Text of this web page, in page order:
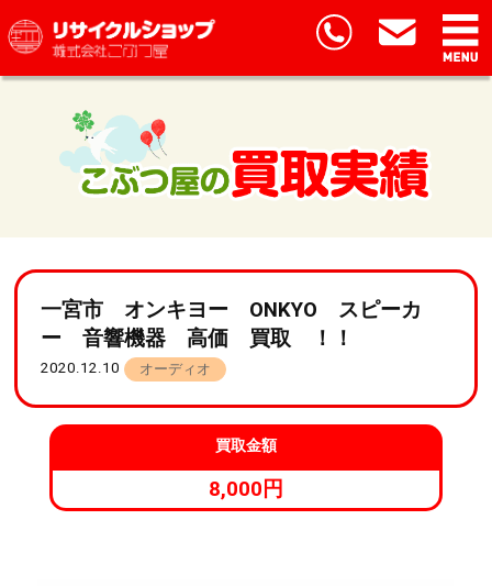
一宮市 オンキヨー ONKYO スピーカ
ー 音響機器 高価 買取 ！！
2020.12.10 オーディオ
買取金額
8,000円